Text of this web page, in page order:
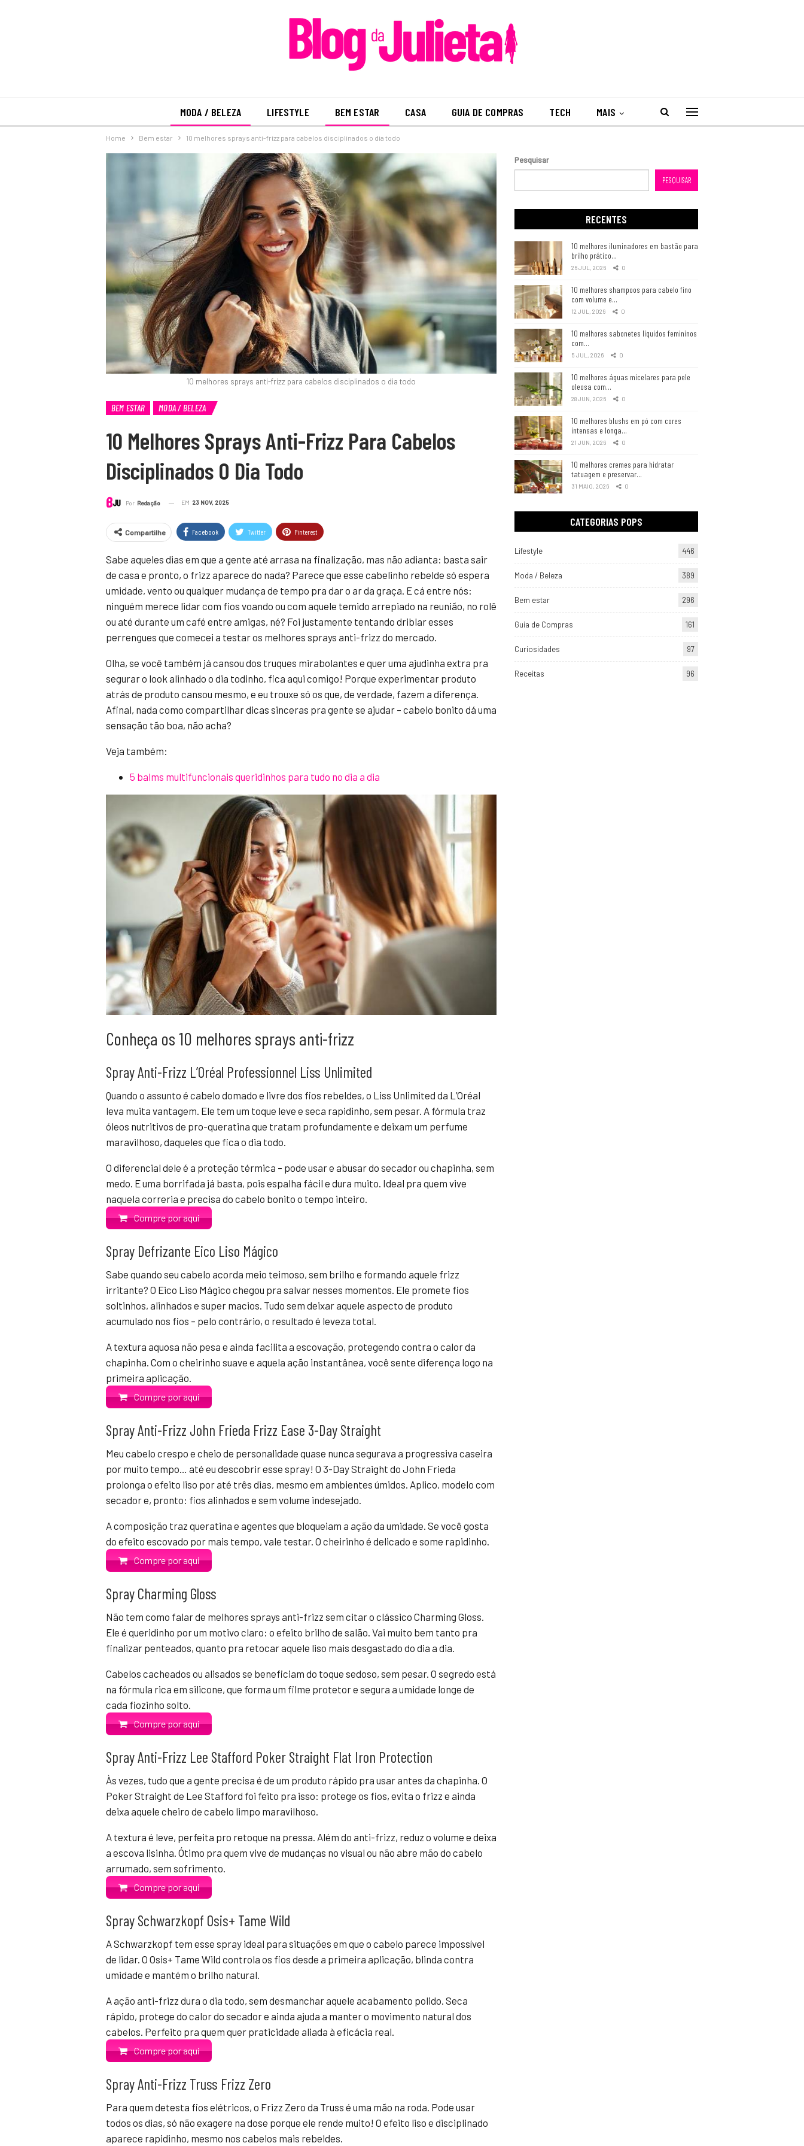
MODA / BELEZA LIFESTYLE BEM ESTAR CASA GUIA DE COMPRAS TECH MAIS
Home Bem estar 10 melhores sprays anti-frizz para cabelos disciplinados o dia todo
10 melhores sprays anti-frizz para cabelos disciplinados o dia todo
BEM ESTAR MODA / BELEZA
10 Melhores Sprays Anti-Frizz Para Cabelos
Disciplinados O Dia Todo
Por Redação EM 23 NOV, 2025
Compartilhe Facebook Twitter Pinterest
Sabe aqueles dias em que a gente até arrasa na finalização, mas não adianta: basta sair
de casa e pronto, o frizz aparece do nada? Parece que esse cabelinho rebelde só espera
umidade, vento ou qualquer mudança de tempo pra dar o ar da graça. E cá entre nós:
ninguém merece lidar com fios voando ou com aquele temido arrepiado na reunião, no rolê
ou até durante um café entre amigas, né? Foi justamente tentando driblar esses
perrengues que comecei a testar os melhores sprays anti-frizz do mercado.
Olha, se você também já cansou dos truques mirabolantes e quer uma ajudinha extra pra
segurar o look alinhado o dia todinho, fica aqui comigo! Porque experimentar produto
atrás de produto cansou mesmo, e eu trouxe só os que, de verdade, fazem a diferença.
Afinal, nada como compartilhar dicas sinceras pra gente se ajudar – cabelo bonito dá uma
sensação tão boa, não acha?
Veja também:
5 balms multifuncionais queridinhos para tudo no dia a dia
Conheça os 10 melhores sprays anti-frizz
Spray Anti-Frizz L’Oréal Professionnel Liss Unlimited
Quando o assunto é cabelo domado e livre dos fios rebeldes, o Liss Unlimited da L’Oréal
leva muita vantagem. Ele tem um toque leve e seca rapidinho, sem pesar. A fórmula traz
óleos nutritivos de pro-queratina que tratam profundamente e deixam um perfume
maravilhoso, daqueles que fica o dia todo.
O diferencial dele é a proteção térmica – pode usar e abusar do secador ou chapinha, sem
medo. E uma borrifada já basta, pois espalha fácil e dura muito. Ideal pra quem vive
naquela correria e precisa do cabelo bonito o tempo inteiro.
Compre por aqui
Spray Defrizante Eico Liso Mágico
Sabe quando seu cabelo acorda meio teimoso, sem brilho e formando aquele frizz
irritante? O Eico Liso Mágico chegou pra salvar nesses momentos. Ele promete fios
soltinhos, alinhados e super macios. Tudo sem deixar aquele aspecto de produto
acumulado nos fios – pelo contrário, o resultado é leveza total.
A textura aquosa não pesa e ainda facilita a escovação, protegendo contra o calor da
chapinha. Com o cheirinho suave e aquela ação instantânea, você sente diferença logo na
primeira aplicação.
Compre por aqui
Spray Anti-Frizz John Frieda Frizz Ease 3-Day Straight
Meu cabelo crespo e cheio de personalidade quase nunca segurava a progressiva caseira
por muito tempo… até eu descobrir esse spray! O 3-Day Straight do John Frieda
prolonga o efeito liso por até três dias, mesmo em ambientes úmidos. Aplico, modelo com
secador e, pronto: fios alinhados e sem volume indesejado.
A composição traz queratina e agentes que bloqueiam a ação da umidade. Se você gosta
do efeito escovado por mais tempo, vale testar. O cheirinho é delicado e some rapidinho.
Compre por aqui
Spray Charming Gloss
Não tem como falar de melhores sprays anti-frizz sem citar o clássico Charming Gloss.
Ele é queridinho por um motivo claro: o efeito brilho de salão. Vai muito bem tanto pra
finalizar penteados, quanto pra retocar aquele liso mais desgastado do dia a dia.
Cabelos cacheados ou alisados se beneficiam do toque sedoso, sem pesar. O segredo está
na fórmula rica em silicone, que forma um filme protetor e segura a umidade longe de
cada fiozinho solto.
Compre por aqui
Spray Anti-Frizz Lee Stafford Poker Straight Flat Iron Protection
Às vezes, tudo que a gente precisa é de um produto rápido pra usar antes da chapinha. O
Poker Straight de Lee Stafford foi feito pra isso: protege os fios, evita o frizz e ainda
deixa aquele cheiro de cabelo limpo maravilhoso.
A textura é leve, perfeita pro retoque na pressa. Além do anti-frizz, reduz o volume e deixa
a escova lisinha. Ótimo pra quem vive de mudanças no visual ou não abre mão do cabelo
arrumado, sem sofrimento.
Compre por aqui
Spray Schwarzkopf Osis+ Tame Wild
A Schwarzkopf tem esse spray ideal para situações em que o cabelo parece impossível
de lidar. O Osis+ Tame Wild controla os fios desde a primeira aplicação, blinda contra
umidade e mantém o brilho natural.
A ação anti-frizz dura o dia todo, sem desmanchar aquele acabamento polido. Seca
rápido, protege do calor do secador e ainda ajuda a manter o movimento natural dos
cabelos. Perfeito pra quem quer praticidade aliada à eficácia real.
Compre por aqui
Spray Anti-Frizz Truss Frizz Zero
Para quem detesta fios elétricos, o Frizz Zero da Truss é uma mão na roda. Pode usar
todos os dias, só não exagere na dose porque ele rende muito! O efeito liso e disciplinado
aparece rapidinho, mesmo nos cabelos mais rebeldes.
Pesquisar
PESQUISAR
RECENTES
10 melhores iluminadores em bastão para
brilho prático…
26 JUL, 2026 0
10 melhores shampoos para cabelo fino
com volume e…
12 JUL, 2026 0
10 melhores sabonetes líquidos femininos
com…
5 JUL, 2026 0
10 melhores águas micelares para pele
oleosa com…
28 JUN, 2026 0
10 melhores blushs em pó com cores
intensas e longa…
21 JUN, 2026 0
10 melhores cremes para hidratar
tatuagem e preservar…
31 MAIO, 2026 0
CATEGORIAS POPS
Lifestyle 446
Moda / Beleza 389
Bem estar 296
Guia de Compras 161
Curiosidades 97
Receitas 96